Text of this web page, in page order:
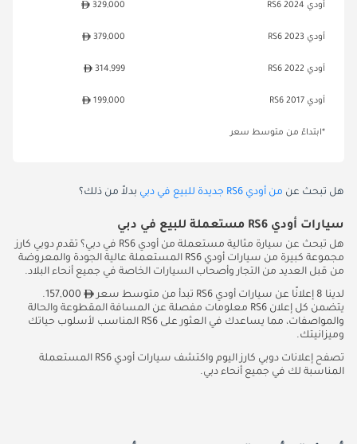
أودي RS6 2024 329,000
أودي RS6 2023 379,000
أودي RS6 2022 314,999
أودي RS6 2017 199,000
*ابتداءً من متوسط سعر
هل تبحث عن من أودي RS6 جديدة للبيع في دبي بدلاً من ذلك؟
سيارات أودي RS6 مستعملة للبيع في دبي
هل تبحث عن سيارة مثالية مستعملة من أودي RS6 في دبي؟ تقدم دوبي كارز
مجموعة كبيرة من سيارات أودي RS6 المستعملة عالية الجودة والمعروضة
من قبل العديد من التجار وأصحاب السيارات الخاصة في جميع أنحاء البلاد.
لدينا 8 إعلانًا عن سيارات أودي RS6 تبدأ من متوسط سعر
157,000.
يتضمن كل إعلان RS6 معلومات مفصلة عن المسافة المقطوعة والحالة
والمواصفات، مما يساعدك في العثور على RS6 المناسب لأسلوب حياتك
وميزانيتك.
تصفح إعلانات دوبي كارز اليوم واكتشف سيارات أودي RS6 المستعملة
المناسبة لك في جميع أنحاء دبي.